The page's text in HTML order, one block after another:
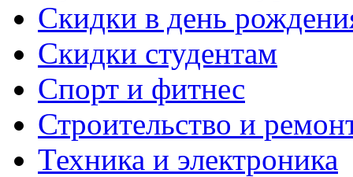
Скидки в день
Скидки студентам
Спорт и фитнес
Строительство и
Техника и электроника